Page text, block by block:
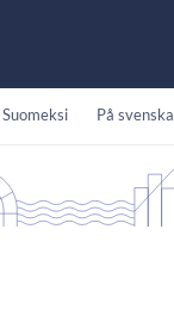
Suomeksi På svenska